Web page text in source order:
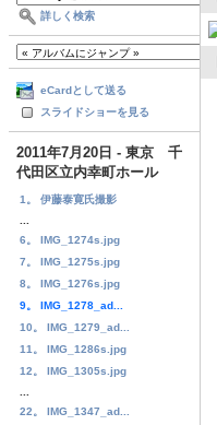
詳しく検索
eCardとして送る
スライドショーを見る
2011年7月20日 - 東京 千
代田区立内幸町ホール
1。 伊藤泰寛氏撮影
6。 IMG_1274s.jpg
7。 IMG_1275s.jpg
8。 IMG_1276s.jpg
9。 IMG_1278_ad...
10。 IMG_1279_ad...
11。 IMG_1286s.jpg
12。 IMG_1305s.jpg
22。 IMG_1347_ad...